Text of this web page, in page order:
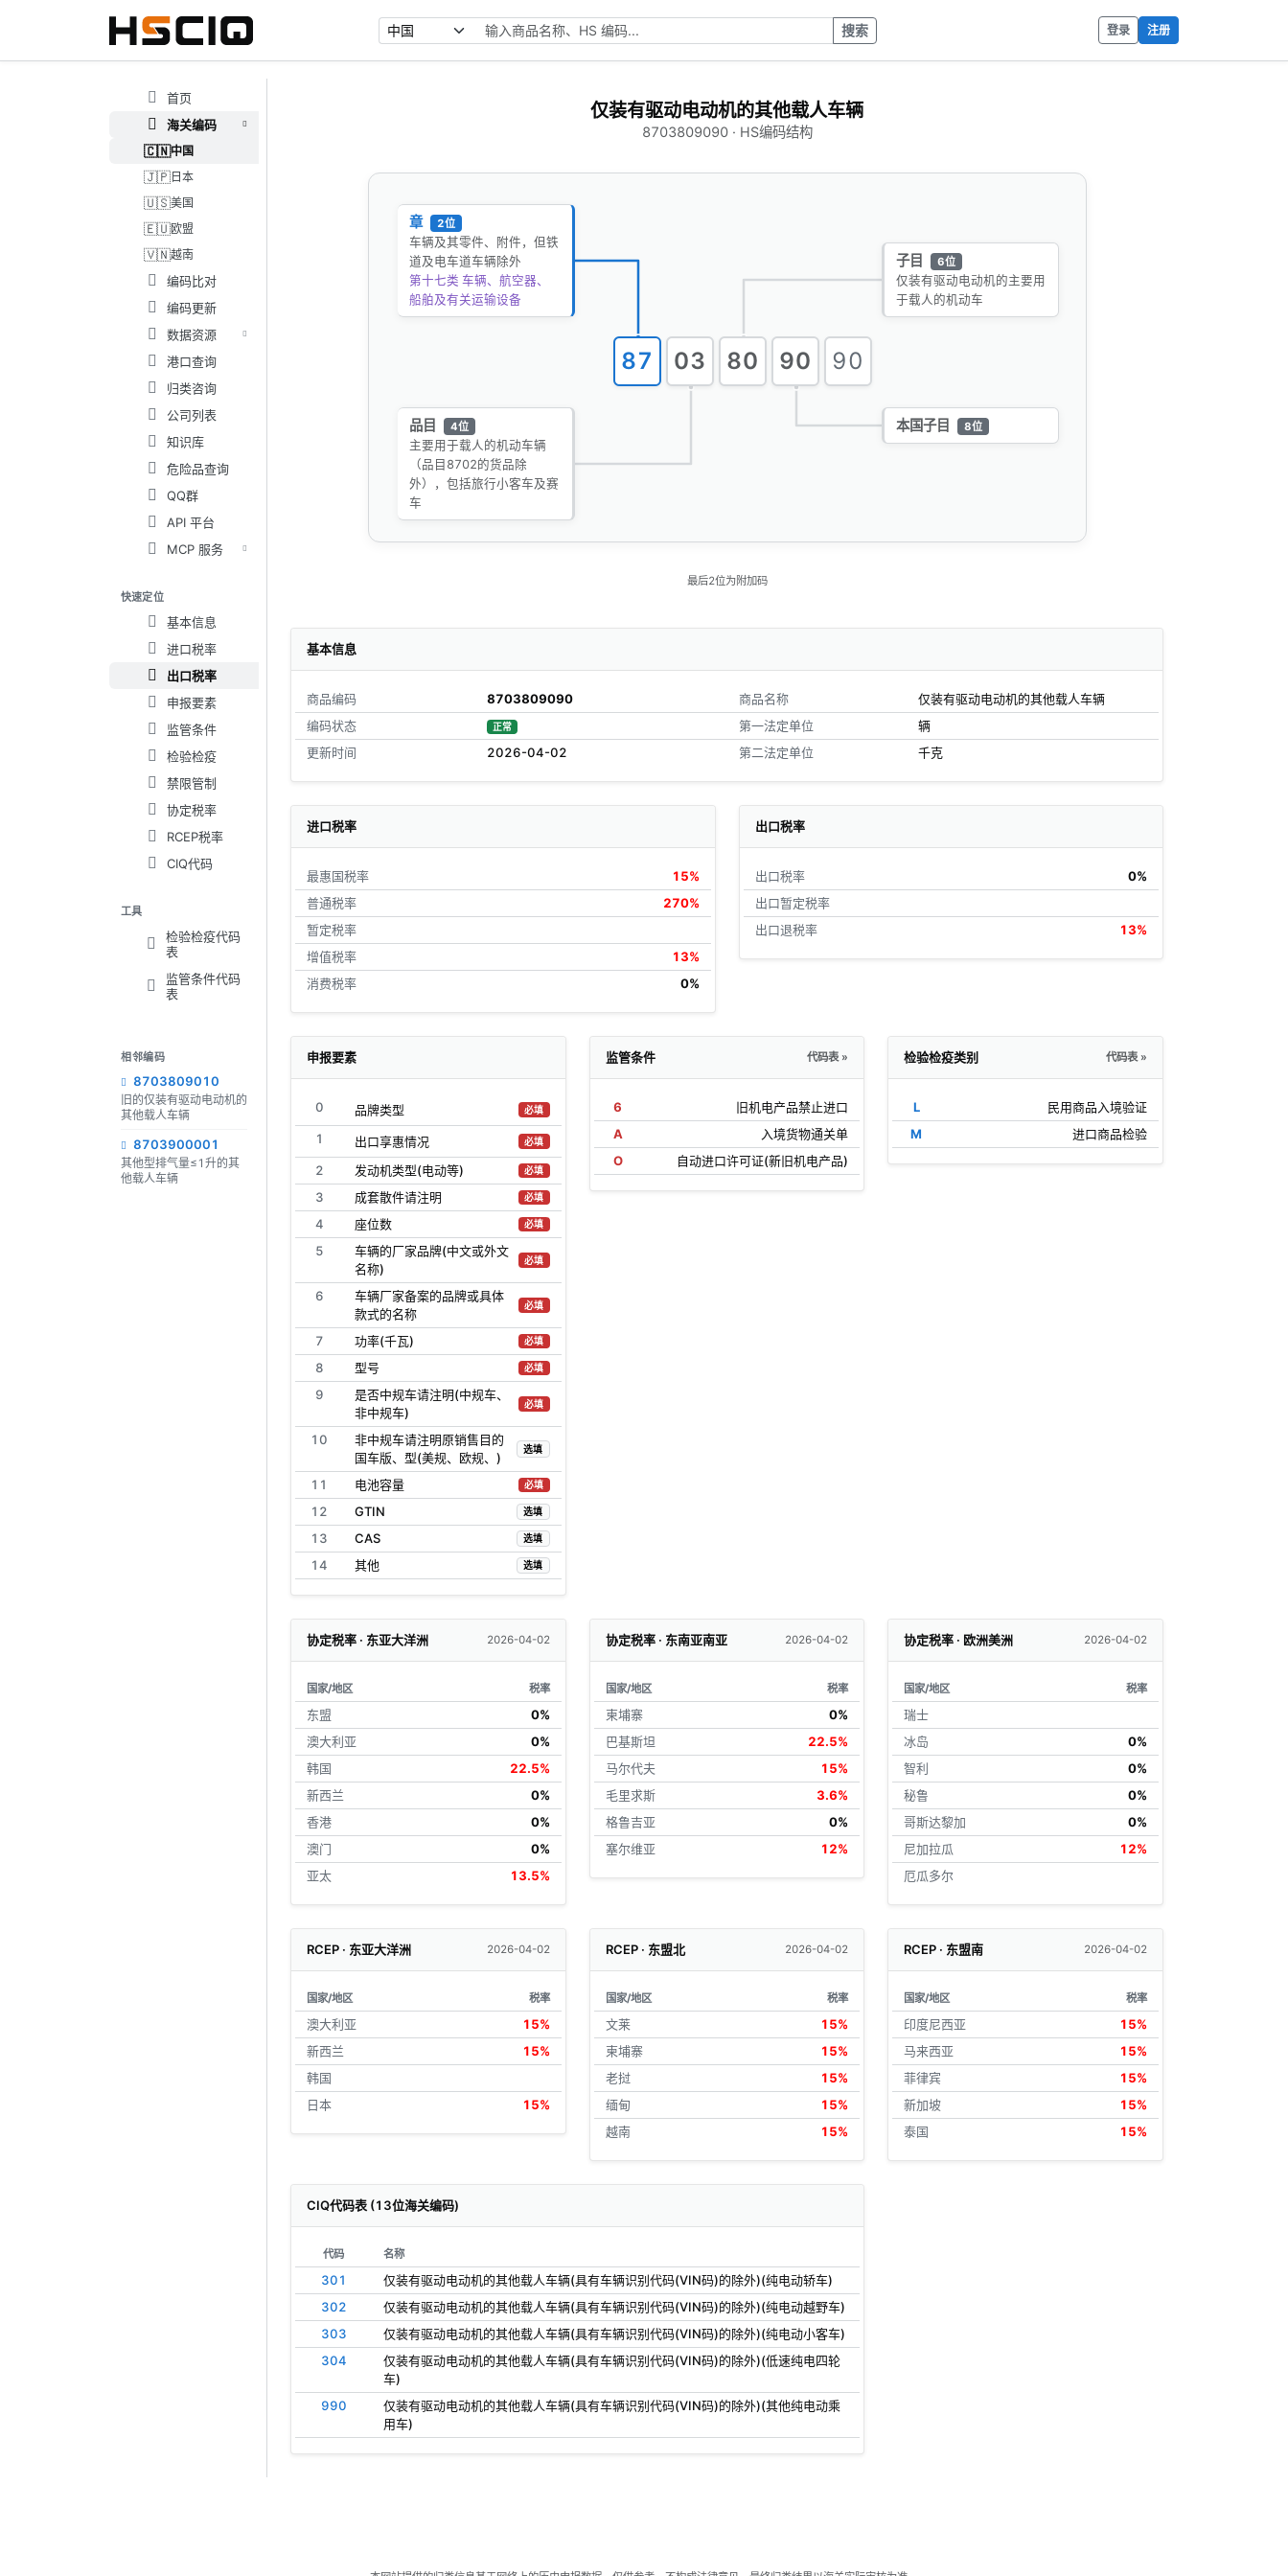
搜索 登录 注册
首页
海关编码
🇨🇳中国
🇯🇵 日本
🇺🇸美国
🇪🇺欧盟
🇻🇳越南
编码比对
编码更新
数据资源
港口查询
归类咨询
公司列表
知识库
危险品查询
QQ群
API 平台
MCP 服务
快速定位
基本信息
进口税率
出口税率
申报要素
监管条件
检验检疫
禁限管制
协定税率
RCEP税率
CIQ代码
工具
检验检疫代码
表
监管条件代码
表
相邻编码
8703809010
旧的仅装有驱动电动机的
其他载人车辆
8703900001
其他型排气量≤1升的其
他载人车辆
仅装有驱动电动机的其他载人车辆
8703809090 · HS编码结构
87 03 80 90 90
章 2位
车辆及其零件、附件，但铁
道及电车道车辆除外
第十七类 车辆、航空器、
船舶及有关运输设备
品目 4位
主要用于载人的机动车辆
（品目8702的货品除
外），包括旅行小客车及赛
车
子目 6位
仅装有驱动电动机的主要用
于载人的机动车
本国子目 8位
最后2位为附加码
基本信息
商品编码
8703809090
编码状态
正常
更新时间 2026-04-02
商品名称
仅装有驱动电动机的其他载人车辆
第一法定单位
辆
第二法定单位
千克
进口税率
最惠国税率
15%
普通税率
270%
暂定税率
增值税率
13%
消费税率
0%
出口税率
出口税率
0%
出口暂定税率
出口退税率
13%
申报要素
0 品牌类型 必填
1 出口享惠情况 必填
2 发动机类型(电动等) 必填
3 成套散件请注明 必填
4 座位数 必填
5
车辆的厂家品牌(中文或外文
名称)
必填
6
车辆厂家备案的品牌或具体
款式的名称
必填
7 功率(千瓦) 必填
8 型号 必填
9
是否中规车请注明(中规车、
非中规车)
必填
10
非中规车请注明原销售目的
国车版、型(美规、欧规、)
选填
11 电池容量 必填
12 GTIN 选填
13 CAS 选填
14 其他 选填
监管条件 代码表 »
6
旧机电产品禁止进口
A
入境货物通关单
O
自动进口许可证(新旧机电产品)
检验检疫类别 代码表 »
L
民用商品入境验证
M
进口商品检验
协定税率 · 东亚大洋洲 2026-04-02
国家/地区 税率
东盟
0%
澳大利亚
0%
韩国
22.5%
新西兰
0%
香港
0%
澳门
0%
亚太
13.5%
协定税率 · 东南亚南亚 2026-04-02
国家/地区 税率
柬埔寨
0%
巴基斯坦
22.5%
马尔代夫
15%
毛里求斯
3.6%
格鲁吉亚
0%
塞尔维亚
12%
协定税率 · 欧洲美洲 2026-04-02
国家/地区 税率
瑞士
冰岛
0%
智利
0%
秘鲁
0%
哥斯达黎加
0%
尼加拉瓜
12%
厄瓜多尔
RCEP · 东亚大洋洲 2026-04-02
国家/地区 税率
澳大利亚
15%
新西兰
15%
韩国
日本
15%
RCEP · 东盟北 2026-04-02
国家/地区 税率
文莱
15%
柬埔寨
15%
老挝
15%
缅甸
15%
越南
15%
RCEP · 东盟南 2026-04-02
国家/地区 税率
印度尼西亚
15%
马来西亚
15%
菲律宾
15%
新加坡
15%
泰国
15%
CIQ代码表 (13位海关编码)
代码 名称
301
仅装有驱动电动机的其他载人车辆(具有车辆识别代码(VIN码)的除外)(纯电动轿车)
302
仅装有驱动电动机的其他载人车辆(具有车辆识别代码(VIN码)的除外)(纯电动越野车)
303
仅装有驱动电动机的其他载人车辆(具有车辆识别代码(VIN码)的除外)(纯电动小客车)
304
仅装有驱动电动机的其他载人车辆(具有车辆识别代码(VIN码)的除外)(低速纯电四轮
车)
990
仅装有驱动电动机的其他载人车辆(具有车辆识别代码(VIN码)的除外)(其他纯电动乘
用车)